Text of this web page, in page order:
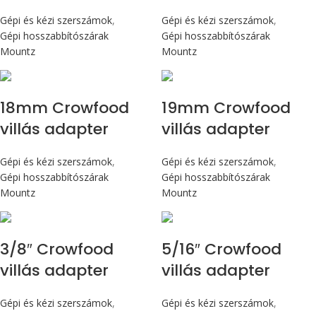
Gépi és kézi szerszámok,
Gépi hosszabbítószárak
Mountz
Gépi és kézi szerszámok,
Gépi hosszabbítószárak
Mountz
18mm Crowfood
villás adapter
Gépi és kézi szerszámok,
Gépi hosszabbítószárak
Mountz
19mm Crowfood
villás adapter
Gépi és kézi szerszámok,
Gépi hosszabbítószárak
Mountz
3/8″ Crowfood
villás adapter
Gépi és kézi szerszámok,
5/16″ Crowfood
villás adapter
Gépi és kézi szerszámok,